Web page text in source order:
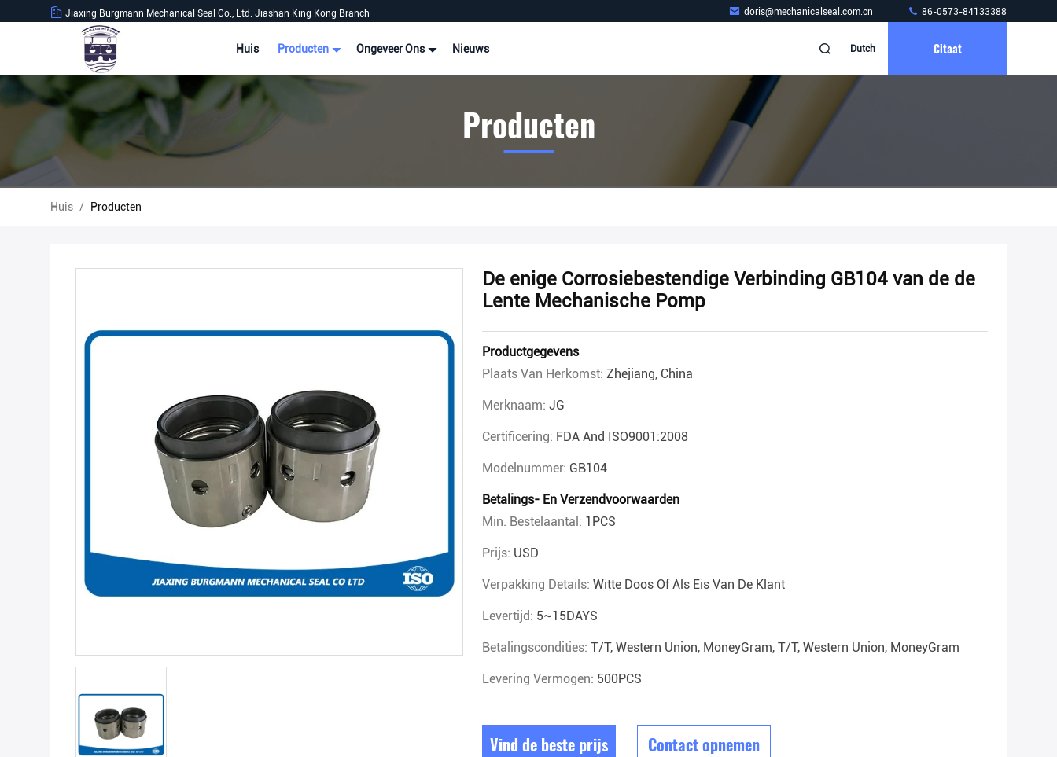
Jiaxing Burgmann Mechanical Seal Co., Ltd. Jiashan King Kong Branch doris@mechanicalseal.com.cn 86-0573-84133388
Huis Producten Ongeveer Ons Nieuws Dutch Citaat
Producten
Huis / Producten
De enige Corrosiebestendige Verbinding GB104 van de de
Lente Mechanische Pomp
Productgegevens
Plaats Van Herkomst: Zhejiang, China
Merknaam: JG
Certificering: FDA And ISO9001:2008
Modelnummer: GB104
Betalings- En Verzendvoorwaarden
Min. Bestelaantal: 1PCS
Prijs: USD
Verpakking Details: Witte Doos Of Als Eis Van De Klant
Levertijd: 5~15DAYS
Betalingscondities: T/T, Western Union, MoneyGram, T/T, Western Union, MoneyGram
Levering Vermogen: 500PCS
Vind de beste prijs Contact opnemen